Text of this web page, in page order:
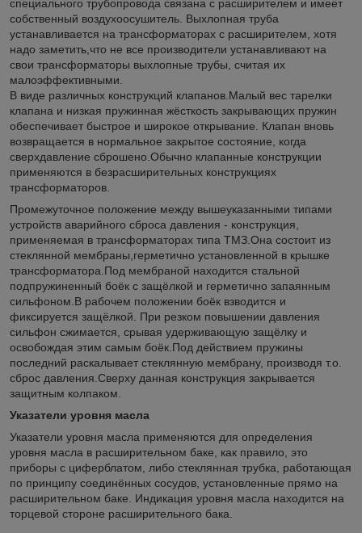
специального трубопровода связана с расширителем и имеет
собственный воздухоосушитель. Выхлопная труба
устанавливается на трансформаторах с расширителем, хотя
надо заметить,что не все производители устанавливают на
свои трансформаторы выхлопные трубы, считая их
малоэффективными.
В виде различных конструкций клапанов.Малый вес тарелки
клапана и низкая пружинная жёсткость закрывающих пружин
обеспечивает быстрое и широкое открывание. Клапан вновь
возвращается в нормальное закрытое состояние, когда
сверхдавление сброшено.Обычно клапанные конструкции
применяются в безрасширительных конструкциях
трансформаторов.
Промежуточное положение между вышеуказанными типами
устройств аварийного сброса давления - конструкция,
применяемая в трансформаторах типа ТМЗ.Она состоит из
стеклянной мембраны,герметично установленной в крышке
трансформатора.Под мембраной находится стальной
подпружиненный боёк с защёлкой и герметично запаянным
сильфоном.В рабочем положении боёк взводится и
фиксируется защёлкой. При резком повышении давления
сильфон сжимается, срывая удерживающую защёлку и
освобождая этим самым боёк.Под действием пружины
последний раскалывает стеклянную мембрану, производя т.о.
сброс давления.Сверху данная конструкция закрывается
защитным колпаком.
Указатели уровня масла
Указатели уровня масла применяются для определения
уровня масла в расширительном баке, как правило, это
приборы с циферблатом, либо стеклянная трубка, работающая
по принципу соединённых сосудов, установленные прямо на
расширительном баке. Индикация уровня масла находится на
торцевой стороне расширительного бака.